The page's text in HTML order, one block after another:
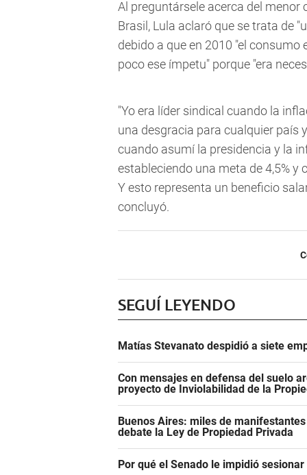
Al preguntársele acerca del
Brasil, Lula aclaró que se trata de
debido a que en 2010 "el
poco ese ímpetu" porque "era
"Yo era líder sindical cuando la
una desgracia para cualquier país
cuando asumí la presidencia y la
estableciendo una meta de 4,5%
Y esto representa un beneficio
concluyó.
SEGUÍ LEYENDO
Matías Stevanato despidió a siete
Con mensajes en defensa del suelo
proyecto de Inviolabilidad de la
Buenos Aires: miles de
debate la Ley de Propiedad Privada
Por qué el Senado le impidió